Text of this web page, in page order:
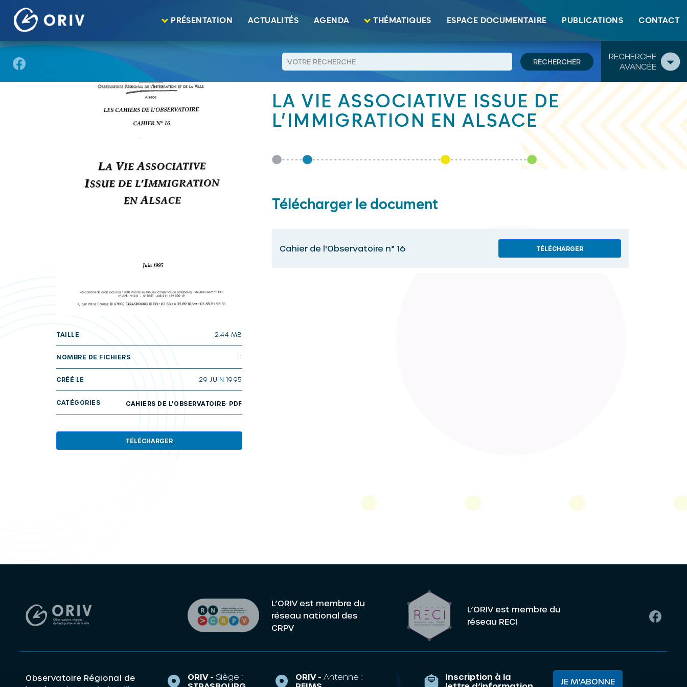
Aller au contenu PRÉSENTATION ACTUALITÉS AGENDA THÉMATIQUES ESPACE DOCUMENTAIRE PUBLICATIONS CONTACT
RECHERCHE
AVANCÉE
publications La vie associative issue de l’immigration Alsace
TAILLE 2.44 MB
NOMBRE DE FICHIERS 1
CRÉÉ LE 29 JUIN 1995
CATÉGORIES CAHIERS DE L'OBSERVATOIRE, PDF
TÉLÉCHARGER
RETOUR
LA VIE ASSOCIATIVE ISSUE DE
L’IMMIGRATION EN ALSACE
Télécharger le document
Cahier de l'Observatoire n° 16 TÉLÉCHARGER
L’ORIV est membre du
réseau national des
CRPV
L’ORIV est membre du
réseau RECI
Observatoire Régional de
ORIV - Siège :
ORIV - Antenne :
Inscription à la
JE M'ABONNE
Panneau de gestion des cookies